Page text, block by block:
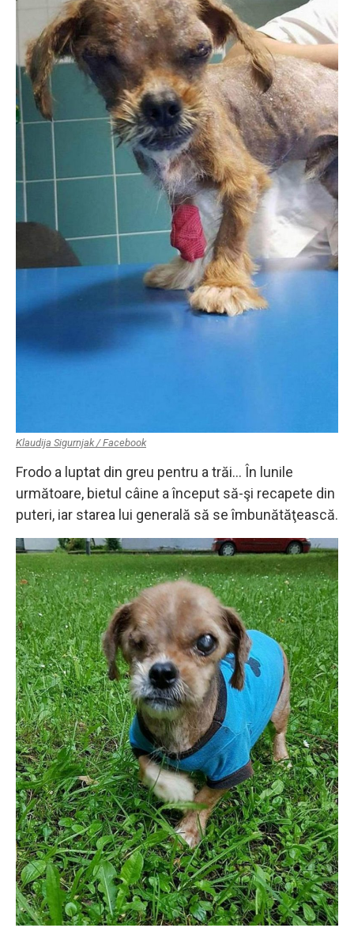
Klaudija Sigurnjak / Facebook
Frodo a luptat din greu pentru a trăi… În lunile
următoare, bietul câine a început să-şi recapete din
puteri, iar starea lui generală să se îmbunătăţească.